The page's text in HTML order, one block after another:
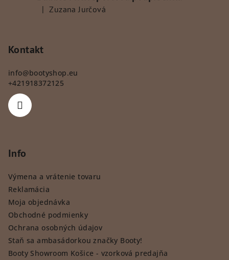
Hodnotenie produktu je 5 z 5 hviezdičiek.
| Zuzana Jurčová
Kontakt
info@bootyshop.eu
+421918372125
Info
Výmena a vrátenie tovaru
Reklamácia
Moja objednávka
Obchodné podmienky
Ochrana osobných údajov
Staň sa ambasádorkou značky Booty!
Booty Showroom Košice - vzorková predajňa